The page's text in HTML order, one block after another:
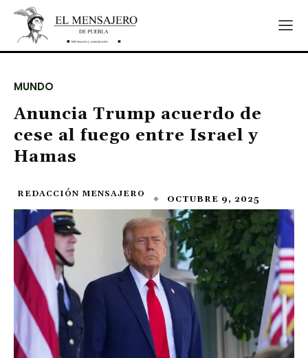
MUNDO
Anuncia Trump acuerdo de
cese al fuego entre Israel y
Hamas
REDACCIÓN MENSAJERO OCTUBRE 9, 2025